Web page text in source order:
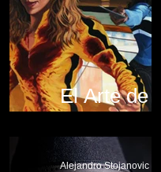
El Arte de
Alejandro Stojanovic